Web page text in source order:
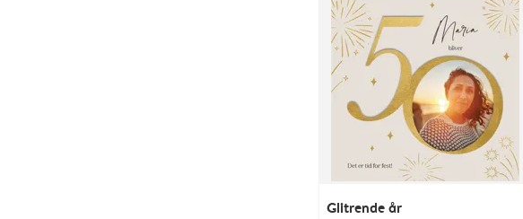
Glitrende år